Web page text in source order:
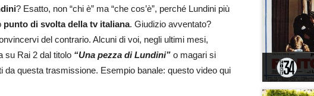
? Esatto, non “chi è” ma “che cos’è”, perché Lundini più
punto di svolta della tv italiana. Giudizio avventato?
del contrario. Alcuni di voi, negli ultimi mesi,
su Rai 2 dal titolo “Una pezza di Lundini” o magari si
questa trasmissione. Esempio banale: questo video qui